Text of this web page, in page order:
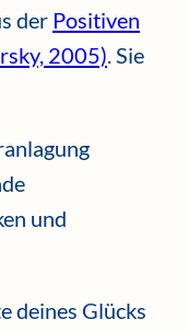
der Positiven
2005). Sie
und
deines Glücks